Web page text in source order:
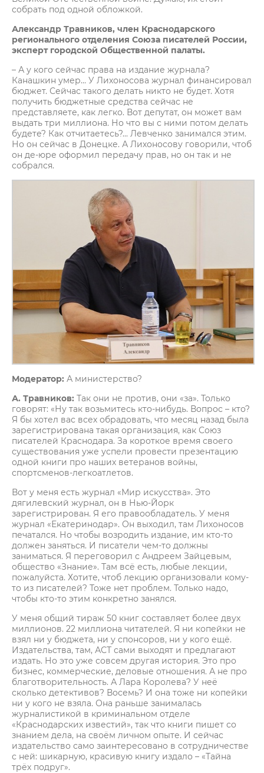
собрать под одной обложкой.
Александр Травников, член Краснодарского
регионального отделения Союза писателей России,
эксперт городской Общественной палаты.
– А у кого сейчас права на издание журнала?
Канашкин умер… У Лихоносова журнал финансировал
бюджет. Сейчас такого делать никто не будет. Хотя
получить бюджетные средства сейчас не
представляете, как легко. Вот депутат, он может вам
выдать три миллиона. Но что вы с ними потом делать
будете? Как отчитаетесь?... Левченко занимался этим.
Но он сейчас в Донецке. А Лихоносову говорили, чтоб
он де-юре оформил передачу прав, но он так и не
собрался.
Модератор: А министерство?
А. Травников: Так они не против, они «за». Только
говорят: «Ну так возьмитесь кто-нибудь. Вопрос – кто?
Я бы хотел вас всех обрадовать, что месяц назад была
зарегистрирована такая организация, как Союз
писателей Краснодара. За короткое время своего
существования уже успели провести презентацию
одной книги про наших ветеранов войны,
спортсменов-легкоатлетов.
Вот у меня есть журнал «Мир искусства». Это
дягилевский журнал, он в Нью-Йорк
зарегистрирован. Я его правообладатель. У меня
журнал «Екатеринодар». Он выходил, там Лихоносов
печатался. Но чтобы возродить издание, им кто-то
должен заняться. И писатели чем-то должны
заниматься. Я переговорил с Андреем Зайцевым,
общество «Знание». Там всё есть, любые лекции,
пожалуйста. Хотите, чтоб лекцию организовали кому-
то из писателей? Тоже нет проблем. Только надо,
чтобы кто-то этим конкретно занялся.
У меня общий тираж 50 книг составляет более двух
миллионов. 22 миллиона читателей. Я ни копейки не
взял ни у бюджета, ни у спонсоров, ни у кого ещё.
Издательства, там, АСТ сами выходят и предлагают
издать. Но это уже совсем другая история. Это про
бизнес, коммерческие, деловые отношения. А не про
благотворительность. А Лара Королева? У неё
сколько детективов? Восемь? И она тоже ни копейки
ни у кого не взяла. Она раньше занималась
журналистикой в криминальном отделе
«Краснодарских известий», так что книги пишет со
знанием дела, на своём личном опыте. И сейчас
издательство само заинтересовано в сотрудничестве
с ней: шикарную, красивую книгу издало – «Тайна
трёх подруг».